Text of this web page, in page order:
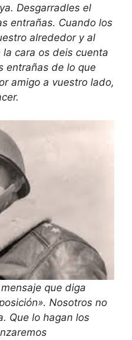
Desgarradles el
entrañas. Cuando los
alrededor y al
cara os deis cuenta
entrañas de lo que
amigo a vuestro lado,
que diga
Nosotros no
Que lo hagan los